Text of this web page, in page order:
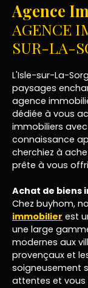
Agence
AGENCE
SUR-LA-
L'Isle-sur-La-
paysages
agence
dédiée à vous
immobiliers
connaissance
cherchiez à
prête à vous
Achat de biens
Chez buyhom,
immobilier est
une large
modernes aux
provençaux et
soigneusement
attentes et vous